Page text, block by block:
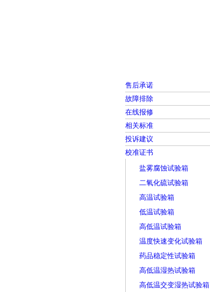
售后承诺
故障排除
在线报修
相关标准
投诉建议
校准证书
盐雾腐蚀试验箱
二氧化硫试验箱
高温试验箱
低温试验箱
高低温试验箱
温度快速变化试验箱
药品稳定性试验箱
高低温湿热试验箱
高低温交变湿热试验箱